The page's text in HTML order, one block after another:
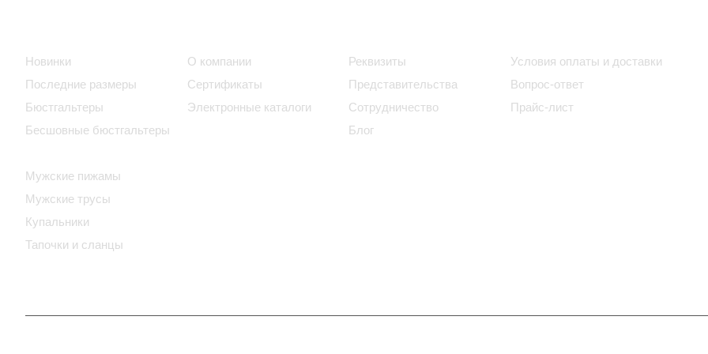
Новинки
Последние размеры
Бюстгальтеры
Бесшовные бюстгальтеры
Мужские пижамы
Мужские трусы
Купальники
Тапочки и сланцы
О компании
Сертификаты
Электронные каталоги
Реквизиты
Представительства
Сотрудничество
Блог
Условия оплаты и доставки
Вопрос-ответ
Прайс-лист